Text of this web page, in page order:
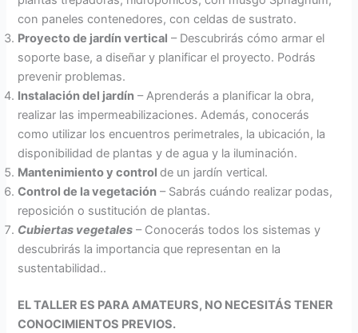
con paneles contenedores, con celdas de sustrato.
Proyecto de jardín vertical – Descubrirás cómo armar el
soporte base, a diseñar y planificar el proyecto. Podrás
prevenir problemas.
Instalación del jardín – Aprenderás a planificar la obra,
realizar las impermeabilizaciones. Además, conocerás
como utilizar los encuentros perimetrales, la ubicación, la
disponibilidad de plantas y de agua y la iluminación.
Mantenimiento y controlde un jardín vertical.
Control de la vegetación – Sabrás cuándo realizar podas,
reposición o sustitución de plantas.
Cubiertas vegetales – Conocerás todos los sistemas y
descubrirás la importancia que representan en la
sustentabilidad..
EL TALLER ES PARA AMATEURS, NO NECESITÁS TENER
CONOCIMIENTOS PREVIOS.